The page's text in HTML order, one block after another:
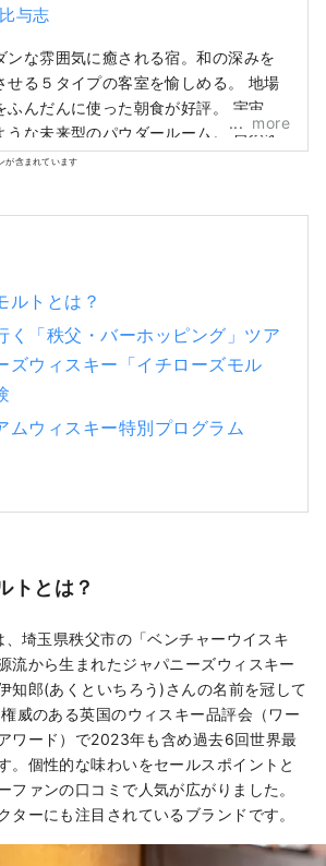
与志
ンな雰囲気に癒される宿。和の深みを
せる５タイプの客室を愉しめる。 地場
ふんだんに使った朝食が好評。 宇宙船
うな未来型のパウダールーム。 自然を
がら愉しめる貸切風呂。 薪ストーブに
more
が含まれています
ルトとは？
く「秩⽗・バーホッピング」ツア
ズウィスキー「イチローズモル
ムウィスキー特別プログラム
トとは？
埼玉県秩父市の「ベンチャーウイスキ
流から生まれたジャパニーズウィスキー
知郎(あくといちろう)さんの名前を冠して
威のある英国のウィスキー品評会（ワー
ワード）で2023年も含め過去6回世界最
。個性的な味わいをセールスポイントと
ファンの口コミで人気が広がりました。
ターにも注目されているブランドです。